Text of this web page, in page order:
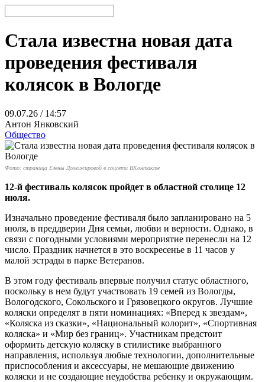
Стала известна новая дата
проведения фестиваля
колясок в Вологде
09.07.26 / 14:57
Антон Янковский
Общество
Фото: страница Елены Доможировой в соцсети ВКонтакте
12-й фестиваль колясок пройдет в областной столице 12
июля.
Изначально проведение фестиваля было запланировано на 5
июля, в преддверии Дня семьи, любви и верности. Однако, в
связи с погодными условиями мероприятие перенесли на 12
число. Праздник начнется в это воскресенье в 11 часов у
малой эстрады в парке Ветеранов.
В этом году фестиваль впервые получил статус областного,
поскольку в нем будут участвовать 19 семей из Вологды,
Вологодского, Сокольского и Грязовецкого округов. Лучшие
коляски определят в пяти номинациях: «Вперед к звездам»,
«Коляска из сказки», «Национальный колорит», «Спортивная
коляска» и «Мир без границ». Участникам предстоит
оформить детскую коляску в стилистике выбранного
направления, используя любые технологии, дополнительные
приспособления и аксессуары, не мешающие движению
коляски и не создающие неудобства ребенку и окружающим.